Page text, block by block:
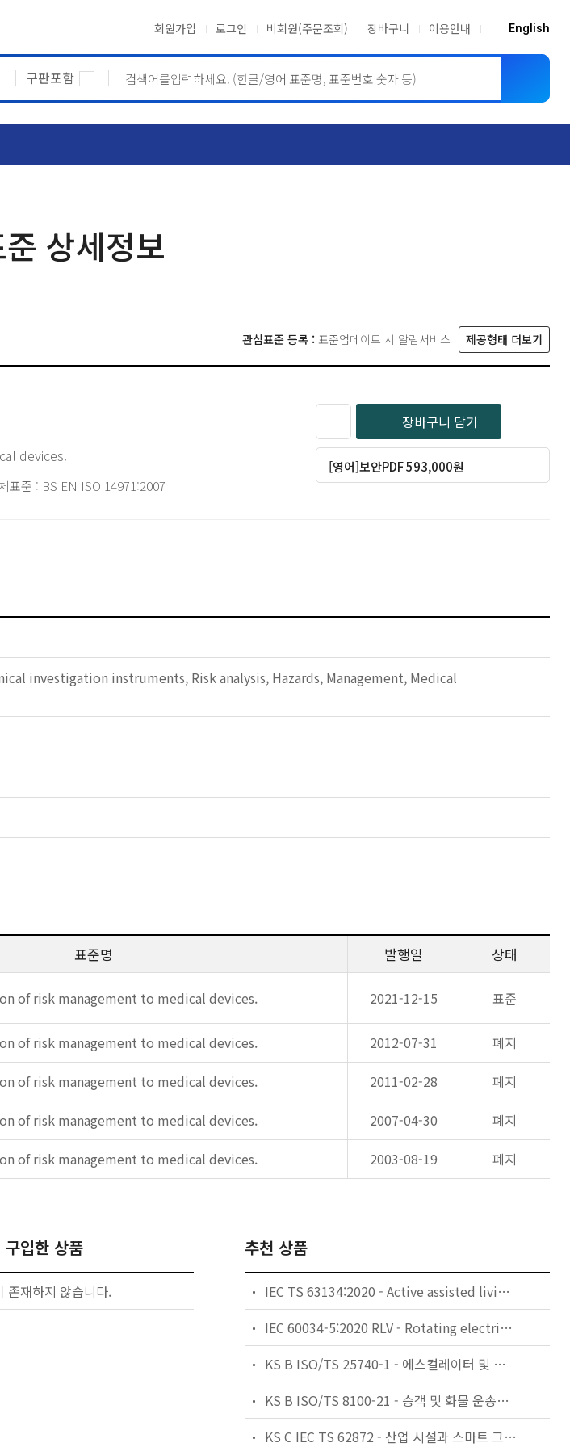
회원가입 로그인 비회원(주문조회) 장바구니 이용안내 English
구판포함
상세정보
관심표준 등록 : 표준업데이트 시 알림서비스 제공형태 더보기
devices.
표준 : BS EN ISO 14971:2007
장바구니 담기
[영어]보안PDF 593,000원
investigation instruments, Risk analysis, Hazards, Management, Medical
표준명 발행일 상태
of risk management to medical devices. 2021-12-15 표준
of risk management to medical devices. 2012-07-31
폐지
of risk management to medical devices. 2011-02-28
폐지
of risk management to medical devices. 2007-04-30
폐지
of risk management to medical devices. 2003-08-19 폐지
입한 상품
존재하지 않습니다.
추천 상품
IEC TS 63134:2020 - Active assisted living (AAL) use cases
IEC 60034-5:2020 RLV - Rotating electrical machines - Part 5: Degrees of protection provided by the integral design of rotating electrical machines (IP code) - Classification
KS B ISO/TS 25740-1 - 에스컬레이터 및 무빙워크에 대한 안전요건 — 제1부: 세계공통 필수 안전요건(GESRs)
KS B ISO/TS 8100-21 - 승객 및 화물 운송용 엘리베이터 —제21부: 세계공통 필수안전요건(GESRs)을 충족하는 세계공통 안전 파라미터(GSPs)
KS C IEC TS 62872 - 산업 시설과 스마트 그리드 사이의 산업 공정 측정, 제어 및 자동화 시스템 인터페이스